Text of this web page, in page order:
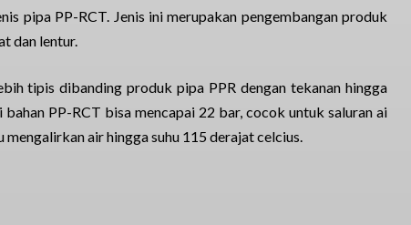
pipa PP-RCT. Jenis ini merupakan pengembangan produk
dan lentur.
tipis dibanding produk pipa PPR dengan tekanan hingga
PP-RCT bisa mencapai 22 bar, cocok untuk saluran ai
mengalirkan air hingga suhu 115 derajat celcius.